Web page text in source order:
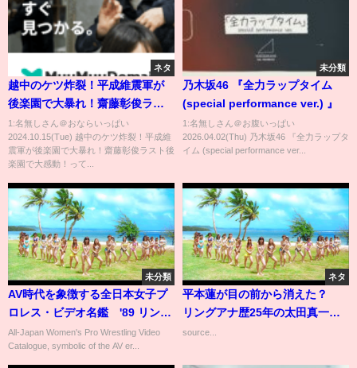
ネタ
越中のケツ炸裂！平成維震軍が
後楽園で大暴れ！齋藤彰俊ラス
ト後楽園で大感動！
1:名無しさん＠おならいっぱい
2024.10.15(Tue) 越中のケツ炸裂！平成維
震軍が後楽園で大暴れ！齋藤彰俊ラスト後
楽園で大感動！って...
未分類
乃木坂46 『全力ラップタイム
(special performance ver.) 』
1:名無しさん＠お腹いっぱい
2026.04.02(Thu) 乃木坂46 『全力ラップタ
イム (special performance ver...
未分類
AV時代を象徴する全日本女子プ
ロレス・ビデオ名鑑 '89 リング
スター ビデオ カタログ No.1
All-Japan Women's Pro Wrestling Video
Catalogue, symbolic of the AV er...
ネタ
平本蓮が目の前から消えた？
リングアナ歴25年の太田真一郎
が明かす『超RIZIN.3』コール秘
source...